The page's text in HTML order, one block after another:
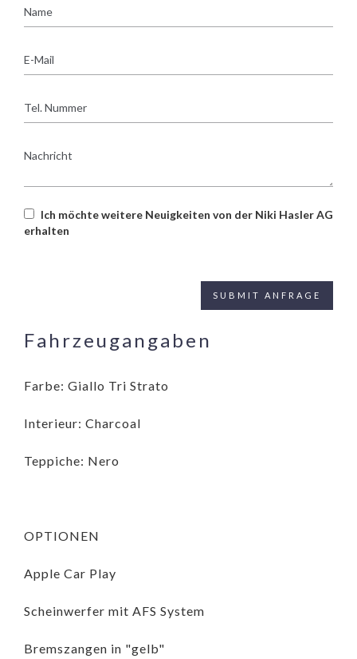
Mail
Nummer
Ich möchte weitere Neuigkeiten von der Niki Hasler AG
erhalten
Fahrzeugangaben
Farbe: Giallo Tri Strato
Interieur: Charcoal
Teppiche: Nero
OPTIONEN
Apple Car Play
Scheinwerfer mit AFS System
Bremszangen in "gelb"